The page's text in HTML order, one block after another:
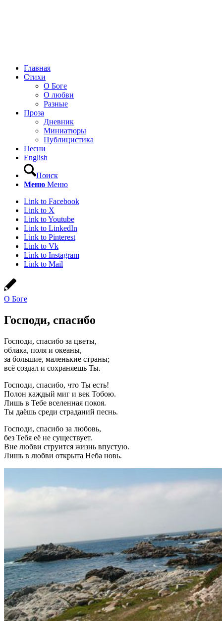
Главная
Стихи
О Боге
О любви
Разные
Проза
Дневник
Миниатюры
Публицистика
Песни
English
Поиск
Меню Меню
Link to Facebook
Link to X
Link to Youtube
Link to LinkedIn
Link to Pinterest
Link to Vk
Link to Instagram
Link to Mail
О Боге
Господи, спасибо
Господи, спасибо за цветы,
облака, поля и океаны,
за большие, маленькие страны;
всё создал и сохраняешь Ты.
Господи, спасибо, что Ты есть!
Полон каждый миг и век Тобою.
Лишь в Тебе вселенная покоя.
Ты даёшь среди страданий песнь.
Господи, спасибо за любовь,
без Тебя её не существует.
Вне любви струится жизнь впустую.
Лишь в любви открыта Неба новь.